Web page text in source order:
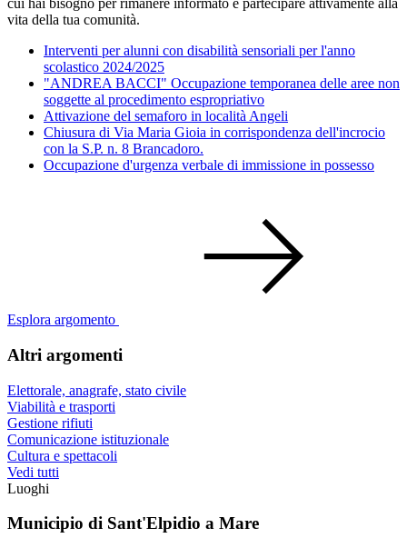
cui hai bisogno per rimanere informato e partecipare attivamente alla
vita della tua comunità.
Interventi per alunni con disabilità sensoriali per l'anno
scolastico 2024/2025
"ANDREA BACCI" Occupazione temporanea delle aree non
soggette al procedimento espropriativo
Attivazione del semaforo in località Angeli
Chiusura di Via Maria Gioia in corrispondenza dell'incrocio
con la S.P. n. 8 Brancadoro.
Occupazione d'urgenza verbale di immissione in possesso
Esplora argomento
Altri argomenti
Elettorale, anagrafe, stato civile
Viabilità e trasporti
Gestione rifiuti
Comunicazione istituzionale
Cultura e spettacoli
Vedi tutti
Luoghi
Municipio di Sant'Elpidio a Mare